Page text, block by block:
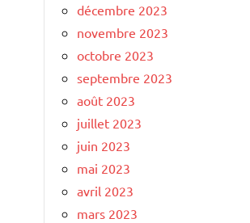
décembre 2023
novembre 2023
octobre 2023
septembre 2023
août 2023
juillet 2023
juin 2023
mai 2023
avril 2023
mars 2023